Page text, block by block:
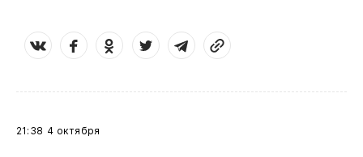
21:38 4 октября